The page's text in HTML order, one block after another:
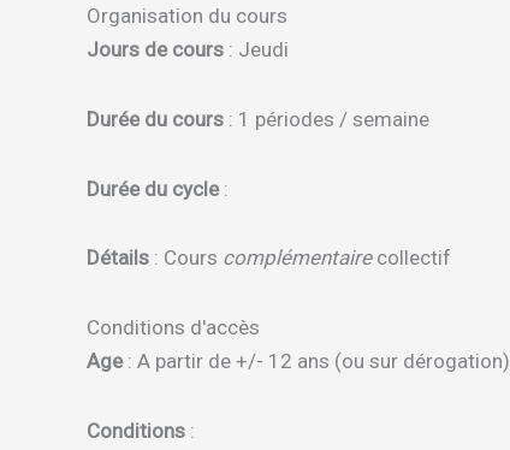
Organisation du cours
Jours de cours : Jeudi
Durée du cours : 1 périodes / semaine
Durée du cycle:
Détails : Cours complémentairecollectif
Conditions d'accès
Age: A partir de +/- 12 ans (ou sur dérogation)
Conditions :